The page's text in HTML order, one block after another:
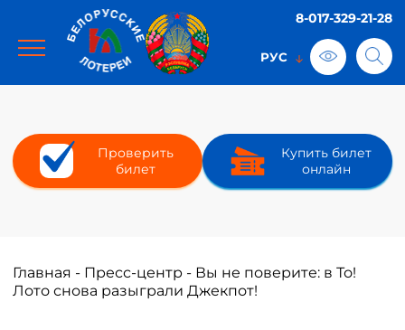
8-017-329-21-28
Проверить
билет
Купить билет
онлайн
Главная - Пресс-центр - Вы не поверите: в То!
Лото снова разыграли Джекпот!